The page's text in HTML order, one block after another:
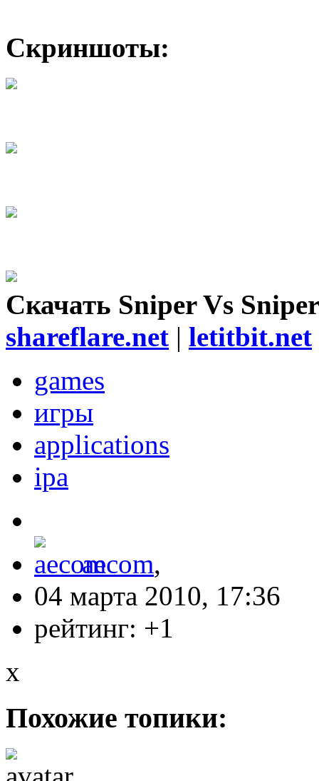
Скриншоты:
Скачать Sniper Vs
shareflare.net | letitbit.net
games
игры
applications
ipa
aecom,
04 марта 2010, 17:36
рейтинг: +1
x
Похожие топики: